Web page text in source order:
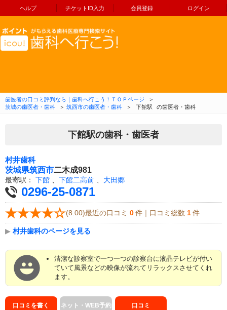
ヘルプ チケットID入力 会員登録 ログイン
コンテンツへ移動
歯医者の口コミ評判なら｜歯科へ行こう！ＴＯＰページ
＞
茨城の歯医者・歯科
＞ 筑西市の歯医者・歯科 ＞ 下館駅 の歯医者・歯科
下館駅の歯科・歯医者
村井歯科
茨城県筑西市二木成981
最寄駅： 下館 下館二高前 大田郷
0296-25-0871
(8.00)最近の口コミ 0 件｜口コミ総数 1 件
▶ 村井歯科のページを見る
清潔な診察室で一つ一つの診察台に液晶テレビが付い
ていて風景などの映像が流れてリラックスさせてくれ
ます。
口コミを書く ネット・WEB予約 口コミ